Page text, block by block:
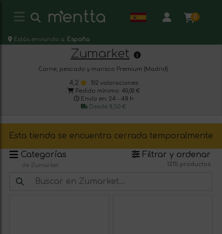
0
Estás enviando a: España
Zumarket
Carne, pescado y marisco Premium (Madrid).
4,2
102 valoraciones
Pedido mínimo: 40,00 €
Envío en: 24 - 48 h
Desde 8,50 €
Esta tienda se encuentra cerrada temporalmente
Categorías
de Zumarket
Filtrar y ordenar
1215 productos